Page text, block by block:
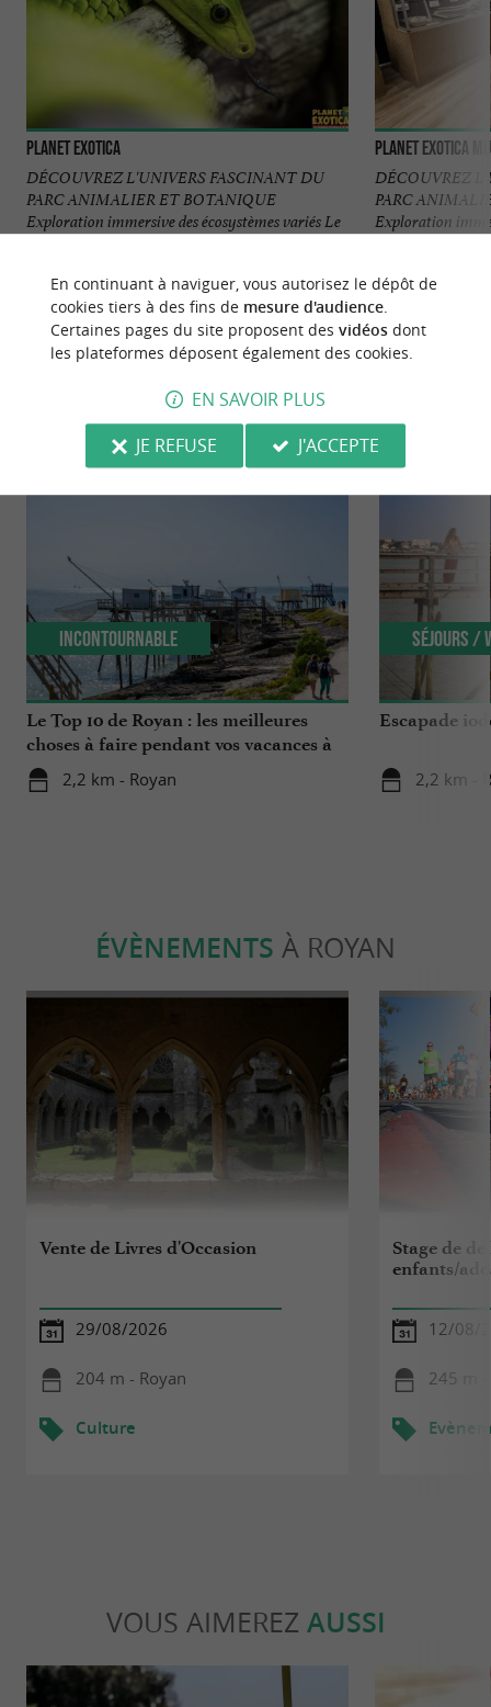
Planet Exotica
DÉCOUVREZ L'UNIVERS FASCINANT DU
PARC ANIMALIER ET BOTANIQUE
Exploration immersive des écosystèmes variés Le
Planet Exotica
DÉCOUVREZ
PARC
Exploration
NOUS AVONS TESTÉPOUR VOUS
Le Top 10 de Royan : les meilleures
choses à faire pendant vos vacances à
Royan !
2,2 km - Royan
Incontournable
Escapade
2,2 km -
Séjours /
ÉVÈNEMENTS À ROYAN
Vente de Livres d'Occasion
29/08/2026
204 m - Royan
Culture
Stage de
enfants/
12/08/
245 m -
VOUS AIMEREZ AUSSI
En continuant à naviguer, vous autorisez le dépôt de
cookies tiers à des fins de mesure d'audience.
Certaines pages du site proposent des vidéosdont
les plateformes déposent également des cookies.
EN SAVOIR PLUS
JE REFUSE
J'ACCEPTE